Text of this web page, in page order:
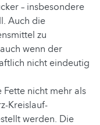
– insbesondere
Auch die
zu
wenn der
nicht eindeutig
nicht mehr als
Kreislauf-
werden. Die